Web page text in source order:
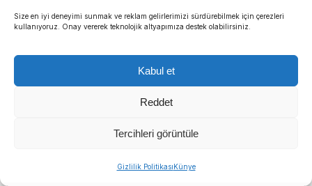
Size en iyi deneyimi sunmak ve reklam gelirlerimizi sürdürebilmek için çerezleri
kullanıyoruz. Onay vererek teknolojik altyapımıza destek olabilirsiniz.
Kabul et
Reddet
Tercihleri görüntüle
Gizlilik PolitikasıKünye
bombalı saldırı
atamalar tamamlandı